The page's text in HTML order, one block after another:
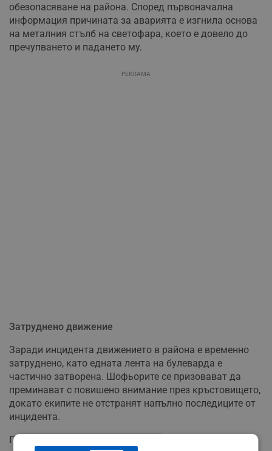
обезопасяване на района. Според първоначална
информация причината за аварията е изгнила основа
на металния стълб на светофара, което е довело до
пречупването и падането му.
РЕКЛАМА
Затруднено движение
Заради инцидента движението в района е временно
затруднено, като едната лента на булеварда е
частично затворена. Шофьорите се призовават да
преминават с повишено внимание през кръстовището,
докато екипите не отстранят напълно последиците от
инцидента.
Промени в графика на градския транспорт